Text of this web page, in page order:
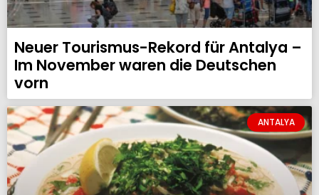
Neuer Tourismus-Rekord für Antalya –
Im November waren die Deutschen
vorn
ANTALYA